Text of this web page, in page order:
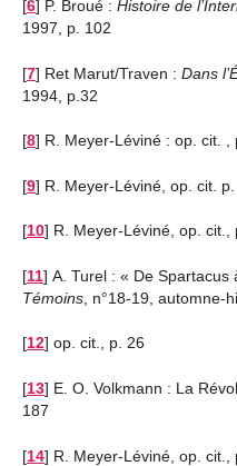
[6] P. Broué : Histoire de
1997, p. 102
[7] Ret Marut/Traven : Dans
1994, p.32
[8] R. Meyer-Léviné : op. cit. ,
[9] R. Meyer-Léviné, op. cit.
[10] R. Meyer-Léviné, op. cit.,
[11] A. Turel : « De Spartacus
Témoins , n°18-19, automne-
[12] op. cit., p. 26
[13] E. O. Volkmann : La
187
[14] R. Meyer-Léviné, op. cit.,